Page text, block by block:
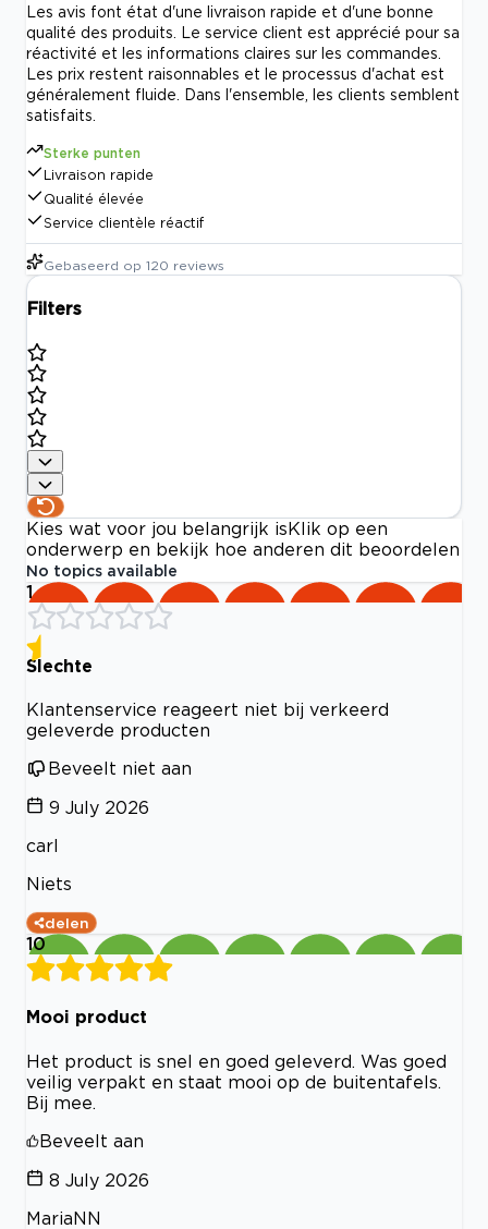
Les avis font état d'une livraison rapide et d'une bonne
qualité des produits. Le service client est apprécié pour sa
réactivité et les informations claires sur les commandes.
Les prix restent raisonnables et le processus d'achat est
généralement fluide. Dans l'ensemble, les clients semblent
satisfaits.
Sterke punten
Livraison rapide
Qualité élevée
Service clientèle réactif
Gebaseerd op 120 reviews
Filters
Kies wat voor jou belangrijk is Klik op een
onderwerp en bekijk hoe anderen dit beoordelen
No topics available
1
Slechte
Klantenservice reageert niet bij verkeerd
geleverde producten
Beveelt niet aan
9 July 2026
carl
Niets
delen
10
Mooi product
Het product is snel en goed geleverd. Was goed
veilig verpakt en staat mooi op de buitentafels.
Bij mee.
Beveelt aan
8 July 2026
MariaNN